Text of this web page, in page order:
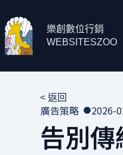
樂創數位行銷
WEBSITESZOO
< 返回
廣告策略 2026-
告別